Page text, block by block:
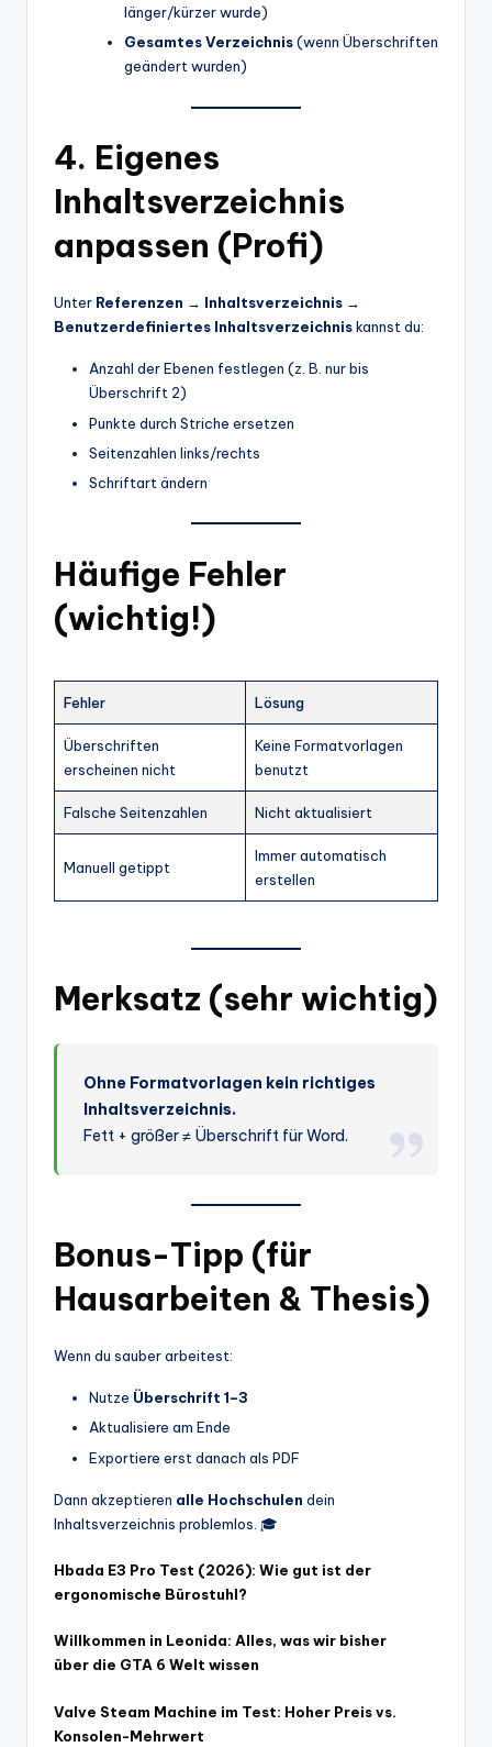
länger/kürzer wurde)
Gesamtes Verzeichnis(wenn Überschriften
geändert wurden)
4. Eigenes
Inhaltsverzeichnis
anpassen (Profi)
Unter Referenzen → Inhaltsverzeichnis →
Benutzerdefiniertes Inhaltsverzeichniskannst du:
Anzahl der Ebenen festlegen (z. B. nur bis
Überschrift 2)
Punkte durch Striche ersetzen
Seitenzahlen links/rechts
Schriftart ändern
Häufige Fehler
(wichtig!)
Fehler Lösung
Überschriften
erscheinen nicht
Keine Formatvorlagen
benutzt
Falsche Seitenzahlen Nicht aktualisiert
Manuell getippt
Immer automatisch
erstellen
Merksatz (sehr wichtig)
Ohne Formatvorlagen kein richtiges
Inhaltsverzeichnis.
Fett + größer ≠ Überschrift für Word.
Bonus-Tipp (für
Hausarbeiten & Thesis)
Wenn du sauber arbeitest:
Nutze Überschrift 1–3
Aktualisiere am Ende
Exportiere erst danach als PDF
Dann akzeptieren alle Hochschulen dein
Inhaltsverzeichnis problemlos. 🎓
Hbada E3 Pro Test (2026): Wie gut ist der
ergonomische Bürostuhl?
Willkommen in Leonida: Alles, was wir bisher
über die GTA 6 Welt wissen
Valve Steam Machine im Test: Hoher Preis vs.
Konsolen-Mehrwert